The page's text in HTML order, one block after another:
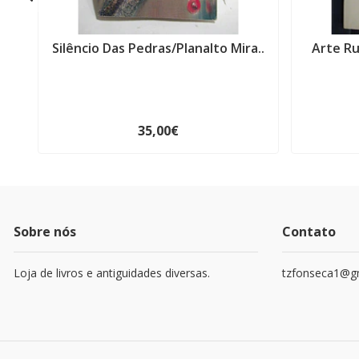
Silêncio Das Pedras/Planalto Mira..
35,00€
Arte
Sobre nós
Loja de livros e antiguidades diversas.
Contato